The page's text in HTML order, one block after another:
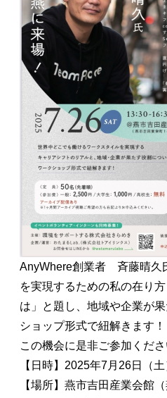
AnyWhere創業者 斉藤晴久
を実現するための私の在り
は」と題し、地域や企業が
ショップ形式で紐解きます！
この機会に是非ご参加くださ
【日時】2025年7月26日
【場所】燕市吉田産業会館